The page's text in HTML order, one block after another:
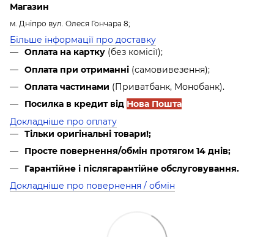
Магазин
м. Дніпро вул. Олеся Гончара 8;
Більше інформації про доставку
Оплата на картку (без комісії);
Оплата при отриманні (самовивезення);
Оплата частинами (Приватбанк, Монобанк).
Посилка в кредит від Нова Пошта
Докладніше про оплату
Тільки оригінальні товари!;
Просте повернення/обмін протягом 14 днів;
Гарантійне і післягарантійне обслуговування.
Докладніше про повернення / обмін